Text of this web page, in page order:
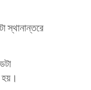
স্থানান্তরে